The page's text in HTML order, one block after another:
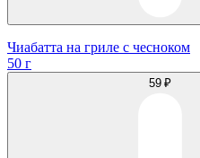
Чиабатта на гриле с чесноком
50 г
59 ₽